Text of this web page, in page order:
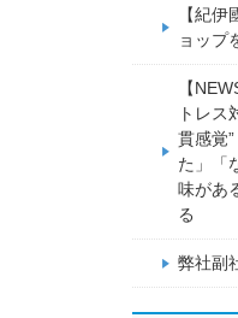
【紀
ョップ
【
トレス
貫感覚
た」「
味があ
る
弊社副